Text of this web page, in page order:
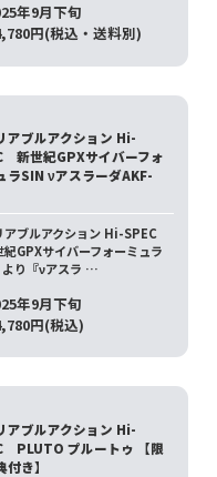
年9月下旬
円(税込・送料別)
アブルアクション Hi-
新世紀GPXサイバーフォ
ラSIN νアスラーダAKF-
アブルアクション Hi-SPEC
紀GPXサイバーフォーミュラ
り『νアスラ …
年9月下旬
円(税込)
アブルアクション Hi-
PLUTO プルートゥ 【限
付き】